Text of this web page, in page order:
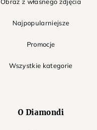
Obraz z własnego zdjęcia
Najpopularniejsze
Promocje
Wszystkie kategorie
O Diamondi